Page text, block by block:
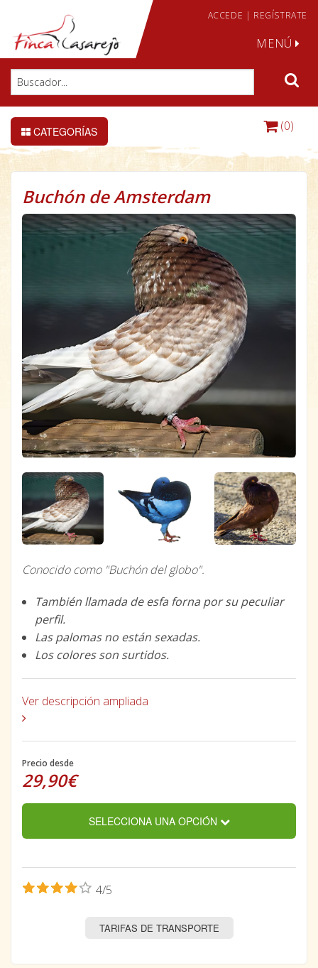
ACCEDE | REGÍSTRATE
MENÚ
CATEGORÍAS (0)
Buchón de Amsterdam
Conocido como "Buchón del globo".
También llamada de esfa forna por su peculiar
perfil.
Las palomas no están sexadas.
Los colores son surtidos.
Ver descripción ampliada
Precio desde
29,90€
SELECCIONA UNA OPCIÓN
4/5
TARIFAS DE TRANSPORTE